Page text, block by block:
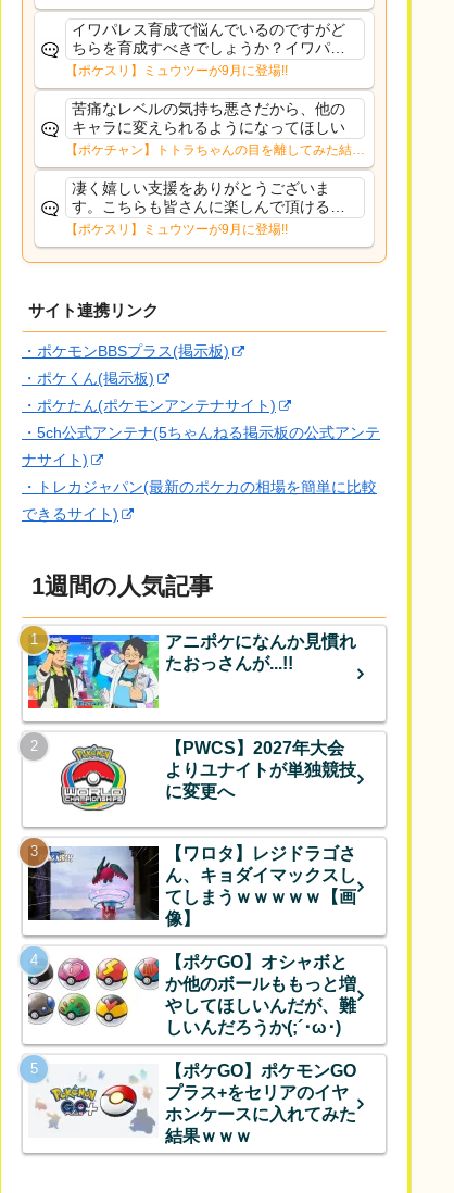
イワパレス育成で悩んでいるのですがど
ちらを育成すべきでしょうか？イワパレ
スは常駐だと思うのでスキル回数犠牲に
してでもおてぼある方が良いのかなと思
っていますがどうでしょうか
【ポケスリ】ミュウツーが9月に登場!!
苦痛なレベルの気持ち悪さだから、他の
キャラに変えられるようになってほしい
【ポケチャン】トトラちゃんの目を離してみた結果
www→【画像】
凄く嬉しい支援をありがとうございま
す。こちらも皆さんに楽しんで頂けるよ
う今後もコツコツ頑張りますね。
【ポケスリ】ミュウツーが9月に登場!!
サイト連携リンク
・ポケモンBBSプラス(掲示板)
・ポケくん(掲示板)
・ポケたん(ポケモンアンテナサイト)
・5ch公式アンテナ(5ちゃんねる掲示板の公式アンテ
ナサイト)
・トレカジャパン(最新のポケカの相場を簡単に比較
できるサイト)
1週間の人気記事
アニポケになんか見慣れ
たおっさんが...!!
【PWCS】2027年大会
よりユナイトが単独競技
に変更へ
【ワロタ】レジドラゴさ
ん、キョダイマックスし
てしまうｗｗｗｗｗ【画
像】
【ポケGO】オシャボと
か他のボールももっと増
やしてほしいんだが、難
しいんだろうか(;´･ω･)
【ポケGO】ポケモンGO
プラス+をセリアのイヤ
ホンケースに入れてみた
結果ｗｗｗ